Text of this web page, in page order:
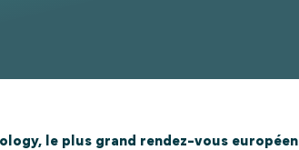
le plus grand rendez-vous européen